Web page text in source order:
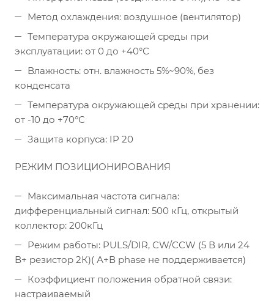
Метод охлаждения: воздушное (вентилятор)
Температура окружающей среды при
эксплуатации: от 0 до +40°С
Влажность: отн. влажность 5%~90%, без
конденсата
Температура окружающей среды при хранении:
от -10 до +70°С
Защита корпуса: IP 20
РЕЖИМ ПОЗИЦИОНИРОВАНИЯ
Максимальная частота сигнала:
дифференциальный сигнал: 500 кГц, открытый
коллектор: 200кГц
Режим работы: PULS/DIR, CW/CCW (5 В или 24
В+ резистор 2К)( А+В phase не поддерживается)
Коэффициент положения обратной связи:
настраиваемый